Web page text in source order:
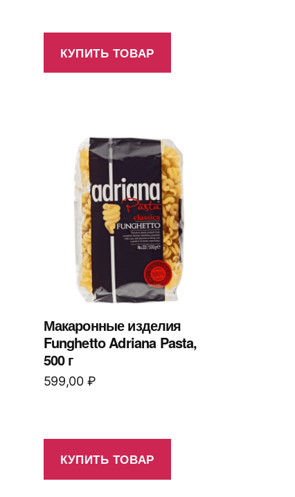
КУПИТЬ ТОВАР
Макаронные изделия
Funghetto Adriana Pasta,
500 г
599,00 ₽
КУПИТЬ ТОВАР